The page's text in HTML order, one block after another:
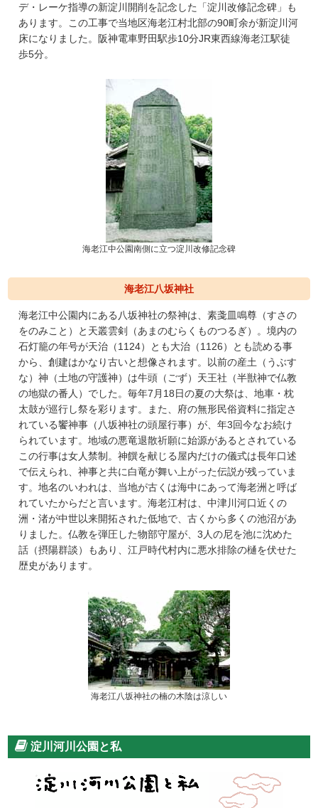
デ・レーケ指導の新淀川開削を記念した「淀川改修記念碑」も
あります。この工事で当地区海老江村北部の90町余が新淀川河
床になりました。阪神電車野田駅歩10分JR東西線海老江駅徒
歩5分。
海老江中公園南側に立つ淀川改修記念碑
海老江八坂神社
海老江中公園内にある八坂神社の祭神は、素戔皿鳴尊（すさの
をのみこと）と天叢雲剣（あまのむらくものつるぎ）。境内の
石灯籠の年号が天治（1124）とも大治（1126）とも読める事
から、創建はかなり古いと想像されます。以前の産土（うぶす
な）神（土地の守護神）は牛頭（ごず）天王社（半獣神で仏教
の地獄の番人）でした。毎年7月18日の夏の大祭は、地車・枕
太鼓が巡行し祭を彩ります。また、府の無形民俗資料に指定さ
れている饗神事（八坂神社の頭屋行事）が、年3回今なお続け
られています。地域の悪竜退散祈願に始源があるとされている
この行事は女人禁制。神饌を献じる屋内だけの儀式は長年口述
で伝えられ、神事と共に白竜が舞い上がった伝説が残っていま
す。地名のいわれは、当地が古くは海中にあって海老洲と呼ば
れていたからだと言います。海老江村は、中津川河口近くの
洲・渚が中世以来開拓された低地で、古くから多くの池沼があ
りました。仏教を弾圧した物部守屋が、3人の尼を池に沈めた
話（摂陽群談）もあり、江戸時代村内に悪水排除の樋を伏せた
歴史があります。
海老江八坂神社の楠の木陰は涼しい
淀川河川公園と私